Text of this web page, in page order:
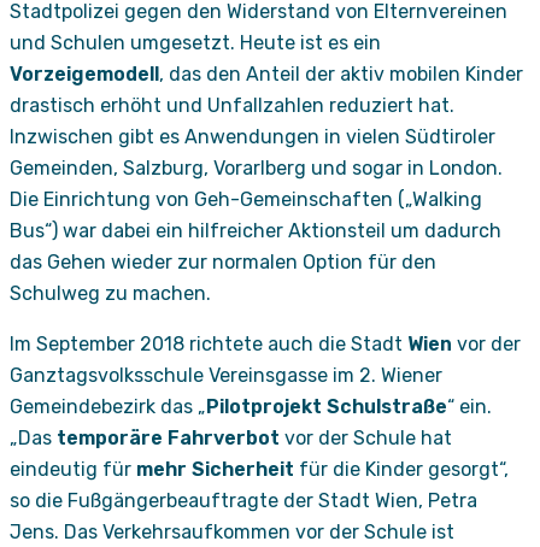
Stadtpolizei gegen den Widerstand von Elternvereinen
und Schulen umgesetzt. Heute ist es ein
Vorzeigemodell , das den Anteil der aktiv mobilen Kinder
drastisch erhöht und Unfallzahlen reduziert hat.
Inzwischen gibt es Anwendungen in vielen Südtiroler
Gemeinden, Salzburg, Vorarlberg und sogar in London.
Die Einrichtung von Geh-Gemeinschaften („Walking
Bus“) war dabei ein hilfreicher Aktionsteil um dadurch
das Gehen wieder zur normalen Option für den
Schulweg zu machen.
Im September 2018 richtete auch die Stadt Wien vor der
Ganztagsvolksschule Vereinsgasse im 2. Wiener
Gemeindebezirk das „ Pilotprojekt Schulstraße“ ein.
„Das temporäre Fahrverbot vor der Schule hat
eindeutig für mehr Sicherheit für die Kinder gesorgt“,
so die Fußgängerbeauftragte der Stadt Wien, Petra
Jens. Das Verkehrsaufkommen vor der Schule ist